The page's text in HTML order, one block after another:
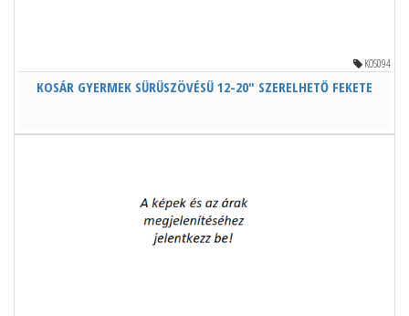
KOS094
KOSÁR GYERMEK SŰRŰSZÖVÉSŰ 12-20" SZERELHETŐ FEKETE